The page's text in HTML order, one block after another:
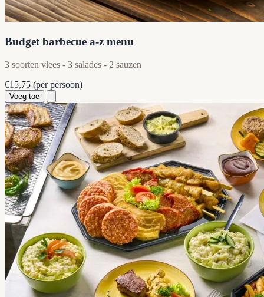
Budget barbecue a-z menu
3 soorten vlees - 3 salades - 2 sauzen
€15,75 (per persoon)
Voeg toe